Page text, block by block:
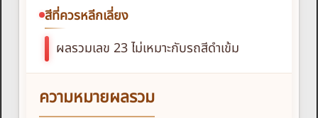
สีที่ควรหลีกเลี่ยง
ผลรวมเลข 23 ไม่เหมาะกับรถสีดำเข้ม
ความหมายผลรวม